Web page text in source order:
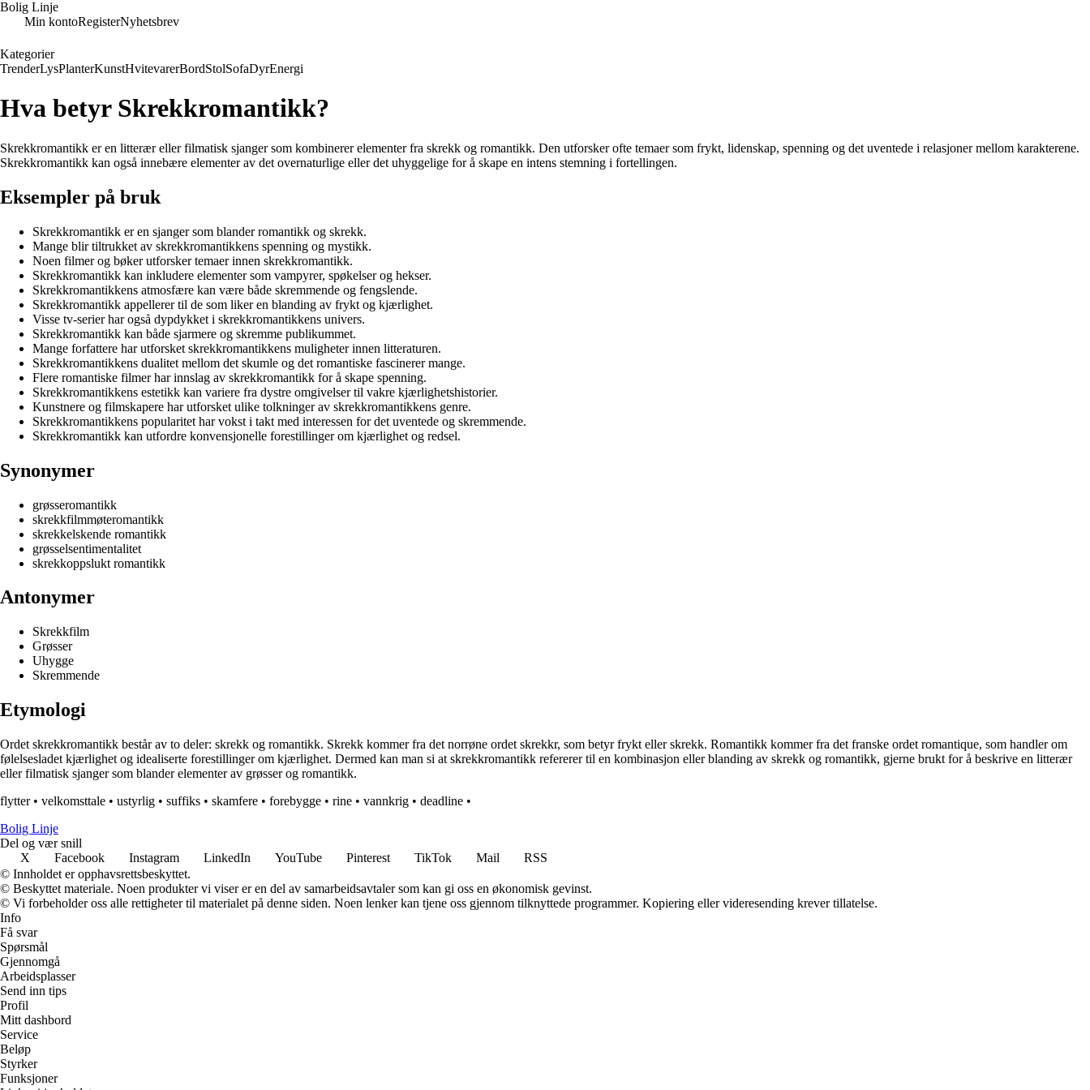
Bolig Linje
Min kontoRegisterNyhetsbrev
Kategorier
TrenderLysPlanterKunstHvitevarerBordStolSofaDyrEnergi
Hva betyr Skrekkromantikk?
Skrekkromantikk er en litterær eller filmatisk sjanger som kombinerer elementer fra skrekk og romantikk. Den utforsker ofte temaer som frykt, lidenskap, spenning og det uventede i relasjoner mellom karakterene.
Skrekkromantikk kan også innebære elementer av det overnaturlige eller det uhyggelige for å skape en intens stemning i fortellingen.
Eksempler på bruk
Skrekkromantikk er en sjanger som blander romantikk og skrekk.
Mange blir tiltrukket av skrekkromantikkens spenning og mystikk.
Noen filmer og bøker utforsker temaer innen skrekkromantikk.
Skrekkromantikk kan inkludere elementer som vampyrer, spøkelser og hekser.
Skrekkromantikkens atmosfære kan være både skremmende og fengslende.
Skrekkromantikk appellerer til de som liker en blanding av frykt og kjærlighet.
Visse tv-serier har også dypdykket i skrekkromantikkens univers.
Skrekkromantikk kan både sjarmere og skremme publikummet.
Mange forfattere har utforsket skrekkromantikkens muligheter innen litteraturen.
Skrekkromantikkens dualitet mellom det skumle og det romantiske fascinerer mange.
Flere romantiske filmer har innslag av skrekkromantikk for å skape spenning.
Skrekkromantikkens estetikk kan variere fra dystre omgivelser til vakre kjærlighetshistorier.
Kunstnere og filmskapere har utforsket ulike tolkninger av skrekkromantikkens genre.
Skrekkromantikkens popularitet har vokst i takt med interessen for det uventede og skremmende.
Skrekkromantikk kan utfordre konvensjonelle forestillinger om kjærlighet og redsel.
Synonymer
grøsseromantikk
skrekkfilmmøteromantikk
skrekkelskende romantikk
grøsselsentimentalitet
skrekkoppslukt romantikk
Antonymer
Skrekkfilm
Grøsser
Uhygge
Skremmende
Etymologi
Ordet skrekkromantikk består av to deler: skrekk og romantikk. Skrekk kommer fra det norrøne ordet skrekkr, som betyr frykt eller skrekk. Romantikk kommer fra det franske ordet romantique, som handler om
følelsesladet kjærlighet og idealiserte forestillinger om kjærlighet. Dermed kan man si at skrekkromantikk refererer til en kombinasjon eller blanding av skrekk og romantikk, gjerne brukt for å beskrive en litterær
eller filmatisk sjanger som blander elementer av grøsser og romantikk.
flytter• velkomsttale • ustyrlig • suffiks • skamfere • forebygge • rine • vannkrig • deadline •
Bolig Linje
Del og vær snill
X
Facebook Instagram LinkedIn YouTube Pinterest TikTok Mail
RSS
© Innholdet er opphavsrettsbeskyttet.
© Beskyttet materiale. Noen produkter vi viser er en del av samarbeidsavtaler som kan gi oss en økonomisk gevinst.
© Vi forbeholder oss alle rettigheter til materialet på denne siden. Noen lenker kan tjene oss gjennom tilknyttede programmer. Kopiering eller videresending krever tillatelse.
Info
Få svar
Spørsmål
Gjennomgå
Arbeidsplasser
Send inn tips
Profil
Mitt dashbord
Service
Beløp
Styrker
Funksjoner